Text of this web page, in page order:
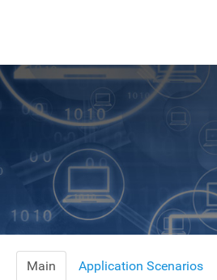
Main Application Scenarios